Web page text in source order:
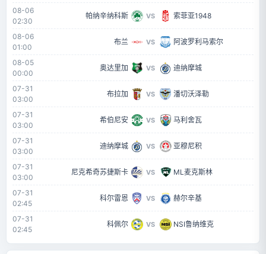
08-06
02:30
帕纳辛纳科斯 VS 索菲亚1948
08-06
01:00
布兰 VS 阿波罗利马索尔
08-05
00:00
奥达里加 VS 迪纳摩城
07-31
03:00
布拉加 VS 潘切沃泽勒
07-31
03:00
希伯尼安 VS 马利舍瓦
07-31
03:00
迪纳摩城 VS 亚穆尼积
07-31
03:00
尼克希奇苏捷斯卡 VS ML麦克斯林
07-31
02:45
科尔雷恩 VS 赫尔辛基
07-31
02:45
科佩尔 VS NSI鲁纳维克